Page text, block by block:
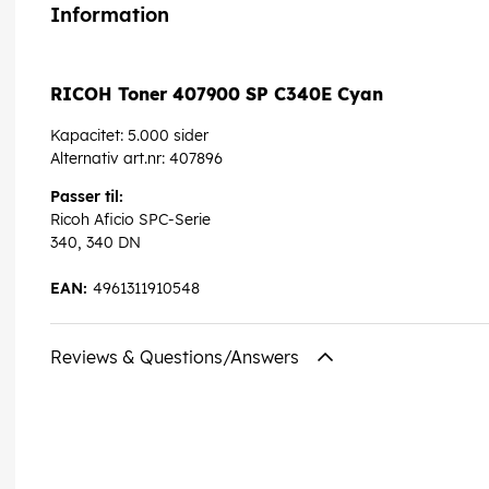
Information
RICOH Toner 407900 SP C340E Cyan
Kapacitet: 5.000 sider
Alternativ art.nr: 407896
Passer til:
Ricoh Aficio SPC-Serie
340, 340 DN
4961311910548
EAN:
Reviews & Questions/Answers